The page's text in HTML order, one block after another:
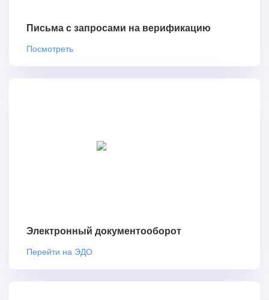
Письма с запросами на верификацию
Посмотреть
Электронный документооборот
Перейти на ЭДО